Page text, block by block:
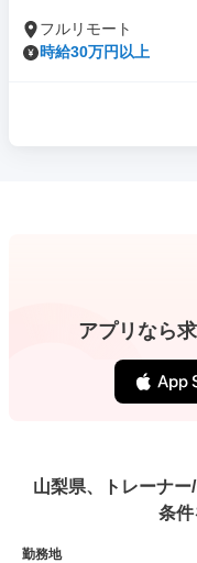
フルリモート
時給30万円以上
アプリなら
山梨県、トレーナ
条
勤務地